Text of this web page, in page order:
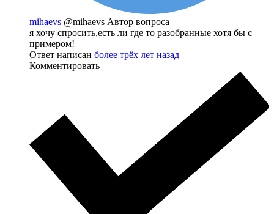
mihaevs @mihaevs Автор вопроса
я хочу спросить,есть ли где то разобранные хотя бы с
примером!
Ответ написан более трёх лет назад
Комментировать